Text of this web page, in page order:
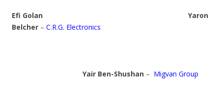
Efi Golan
Yaron
Belcher – C.R.G. Electronics
Yair Ben-Shushan – Migvan Group